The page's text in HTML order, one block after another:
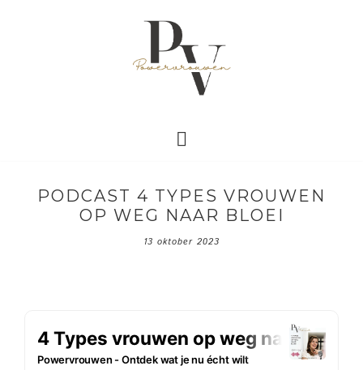
PODCAST 4 TYPES VROUWEN
OP WEG NAAR BLOEI
13 oktober 2023